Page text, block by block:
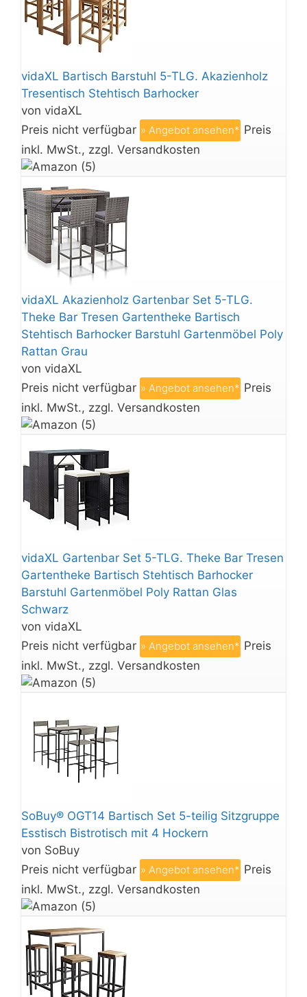
vidaXL Bartisch Barstuhl 5-TLG. Akazienholz
Tresentisch Stehtisch Barhocker
von vidaXL
Preis nicht verfügbar » Angebot ansehen* Preis
inkl. MwSt., zzgl. Versandkosten
vidaXL Akazienholz Gartenbar Set 5-TLG.
Theke Bar Tresen Gartentheke Bartisch
Stehtisch Barhocker Barstuhl Gartenmöbel Poly
Rattan Grau
von vidaXL
Preis nicht verfügbar » Angebot ansehen* Preis
inkl. MwSt., zzgl. Versandkosten
vidaXL Gartenbar Set 5-TLG. Theke Bar Tresen
Gartentheke Bartisch Stehtisch Barhocker
Barstuhl Gartenmöbel Poly Rattan Glas
Schwarz
von vidaXL
Preis nicht verfügbar » Angebot ansehen* Preis
inkl. MwSt., zzgl. Versandkosten
SoBuy® OGT14 Bartisch Set 5-teilig Sitzgruppe
Esstisch Bistrotisch mit 4 Hockern
von SoBuy
Preis nicht verfügbar » Angebot ansehen* Preis
inkl. MwSt., zzgl. Versandkosten